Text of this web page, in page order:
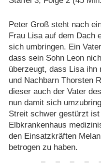
Peter Groß steht nach
Frau Lisa auf dem Dach
sich umbringen. Ein
dass sein Sohn Leon
überzeugt, dass Lisa ihn
und Nachbarn Thorsten
dieser auch der Vater
nun damit sich
Streit schwer gestürzt
Elbkrankenhaus
den Einsatzkräften
betrogen zu haben.